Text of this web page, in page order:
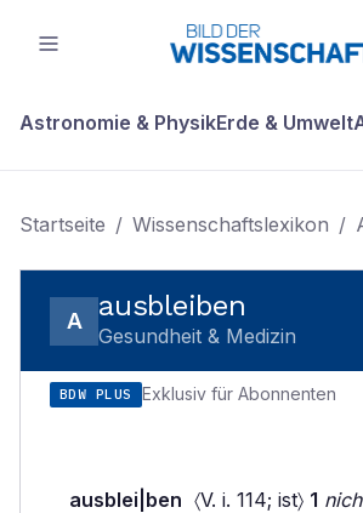
Astronomie & PhysikErde & Umwelt
Startseite / Wissenschaftslexikon /
A ausbleiben
Gesundheit & Medizin
BDW PLUS Exklusiv für Abonnenten
ausblei|ben 〈V. i. 114; ist〉 1